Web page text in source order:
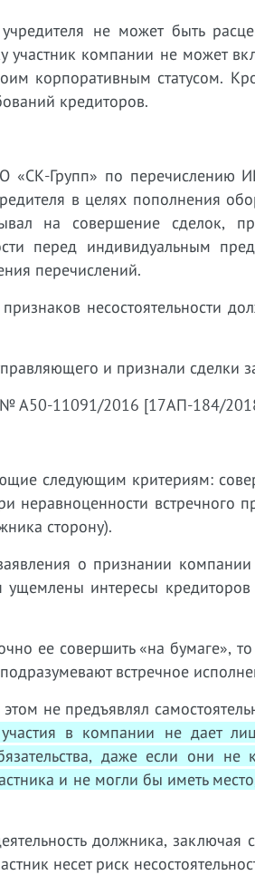
не может быть
компании не может
корпоративным статусом.
кредиторов.
Групп» по перечислению
в целях пополнения
на совершение сделок,
перед индивидуальным
перечислений.
несостоятельности
и признали сделки
№ А50-11091/2016 [17АП-184/
следующим критериям:
неравноценности встречного
сторону).
о признании компании
ущемлены интересы
ее совершить «на бумаге», то
встречное
не предъявлял
в компании не дает
даже если они не
и не могли бы иметь
должника, заключая
несет риск